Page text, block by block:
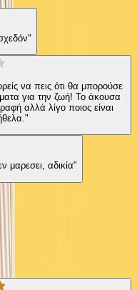
να πεις ότι θα μπορούσε
αλλά λίγο ποιος είναι
μαρεσει, αδικία"